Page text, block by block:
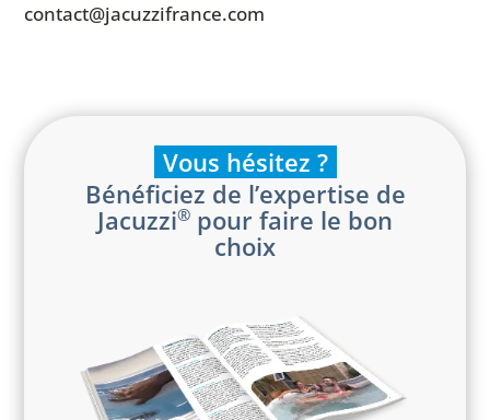
contact@jacuzzifrance.com
Vous hésitez ?
Bénéficiez de l’expertise de
Jacuzzi® pour faire le bon
choix